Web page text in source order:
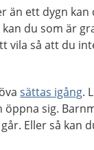
än ett dygn
du som är
vila så att du
sättas igång.
sig.
Eller så kan